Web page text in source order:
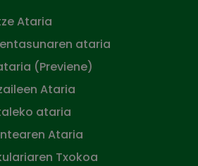
Ataria
ataria
(Previene)
Ataria
ataria
Ataria
Txokoa